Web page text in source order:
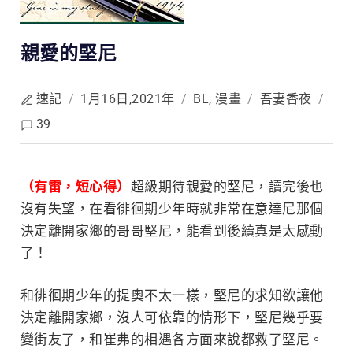
親愛的堅尼
速記 / 1月16日,2021年 / BL, 漫畫 / 吾妻香夜 /
39
（有雷，短心得） 超級期待親愛的堅尼，讀完後也
沒有失望，在看徘徊期少年時就非常在意達尼那個
決定離開家鄉的哥哥堅尼，能看到後續真是太感動
了！
和徘徊期少年的提奧不太一樣，堅尼的求知欲讓他
決定離開家鄉，沒人可依靠的情形下，堅尼幾乎要
變街友了，和崔弗的相遇各方面來說都救了堅尼。